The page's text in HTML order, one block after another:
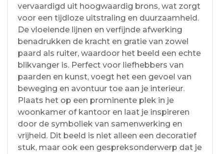
vervaardigd uit hoogwaardig brons, wat zorgt
voor een tijdloze uitstraling en duurzaamheid.
De vloeiende lijnen en verfijnde afwerking
benadrukken de kracht en gratie van zowel
paard als ruiter, waardoor het beeld een echte
blikvanger is. Perfect voor liefhebbers van
paarden en kunst, voegt het een gevoel van
beweging en avontuur toe aan je interieur.
Plaats het op een prominente plek in je
woonkamer of kantoor en laat je inspireren
door de symboliek van samenwerking en
vrijheid. Dit beeld is niet alleen een decoratief
stuk, maar ook een gespreksonderwerp dat je